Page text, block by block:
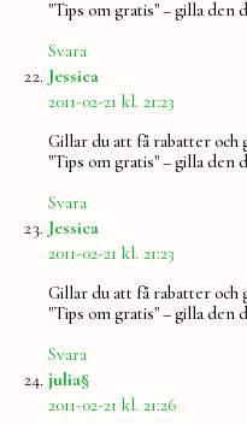
"Tips om gratis" – gilla den
Svara
Jessica
2011-02-21 kl. 21:23
Gillar du att få rabatter och
"Tips om gratis" – gilla den
Svara
Jessica
2011-02-21 kl. 21:23
Gillar du att få rabatter och
"Tips om gratis" – gilla den
Svara
julia§
2011-02-21 kl. 21:26